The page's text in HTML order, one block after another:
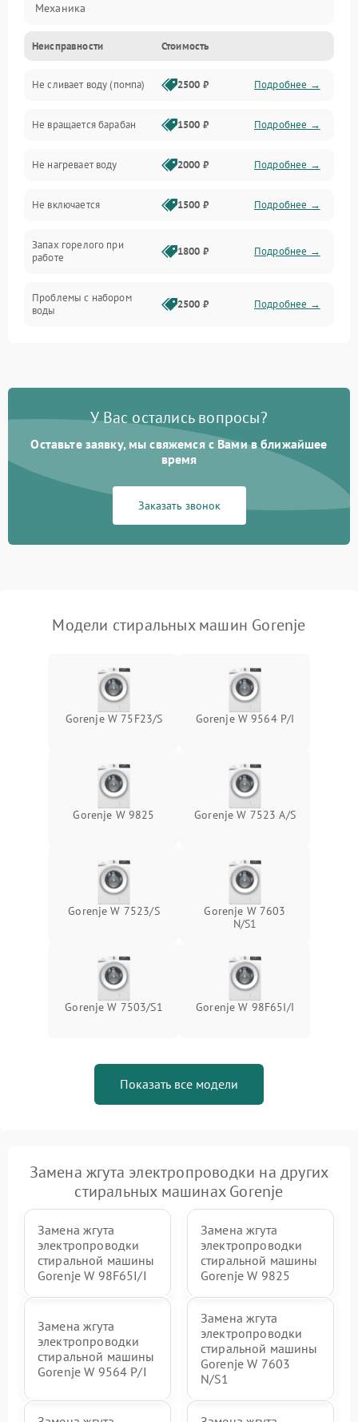
Механика
Электропитание
Водоснабжение
Слив
Программное обеспечение
Неисправности Стоимость
Не сливает воду (помпа) 2500 ₽ Подробнее →
Не вращается барабан 1500 ₽ Подробнее →
Не нагревает воду 2000 ₽ Подробнее →
Не включается 1500 ₽ Подробнее →
Запах горелого при
работе
1800 ₽ Подробнее →
Проблемы с набором
воды
2500 ₽ Подробнее →
Замена платы управления 2200 ₽ Подробнее →
У Вас остались вопросы?
Оставьте заявку, мы свяжемся с Вами в ближайшее
время
Заказать звонок
Модели стиральных машин Gorenje
Gorenje W 75F23/S Gorenje W 9564 P/I
Gorenje W 9825 Gorenje W 7523 A/S
Gorenje W 7523/S
Gorenje W 7603
N/S1
Gorenje W 7503/S1 Gorenje W 98F65I/I
Показать все модели
Замена жгута электропроводки на других
стиральных машинах Gorenje
Замена жгута
электропроводки
стиральной машины
Gorenje W 98F65I/I
Замена жгута
электропроводки
стиральной машины
Gorenje W 9825
Замена жгута
электропроводки
стиральной машины
Gorenje W 9564 P/I
Замена жгута
электропроводки
стиральной машины
Gorenje W 7603
N/S1